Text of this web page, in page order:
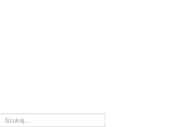
Szukaj